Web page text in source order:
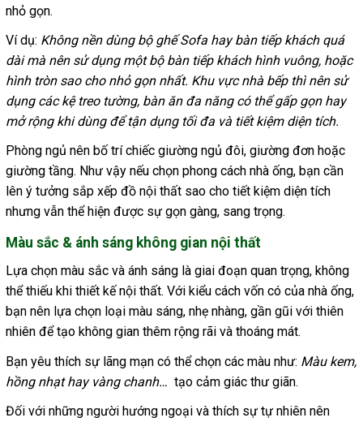
nhỏ gọn.
Ví dụ: Không nền dùng bộ ghế Sofa hay bàn tiếp khách quá
dài mà nên sử dụng một bộ bàn tiếp khách hình vuông, hoặc
hình tròn sao cho nhỏ gọn nhất. Khu vực nhà bếp thì nên sử
dụng các kệ treo tường, bàn ăn đa năng có thể gấp gọn hay
mở rộng khi dùng để tận dụng tối đa và tiết kiệm diện tích.
Phòng ngủ nên bố trí chiếc giường ngủ đôi, giường đơn hoặc
giường tầng. Như vậy nếu chọn phong cách nhà ống, bạn cần
lên ý tưởng sắp xếp đồ nội thất sao cho tiết kiệm diện tích
nhưng vẫn thể hiện được sự gọn gàng, sang trọng.
Màu sắc & ánh sáng không gian nội thất
Lựa chọn màu sắc và ánh sáng là giai đoạn quan trọng, không
thể thiếu khi thiết kế nội thất. Với kiểu cách vốn có của nhà ống,
bạn nên lựa chọn loại màu sáng, nhẹ nhàng, gần gũi với thiên
nhiên để tạo không gian thêm rộng rãi và thoáng mát.
Bạn yêu thích sự lãng mạn có thể chọn các màu như: Màu kem,
hồng nhạt hay vàng chanh… tạo cảm giác thư giãn.
Đối với những người hướng ngoại và thích sự tự nhiên nên